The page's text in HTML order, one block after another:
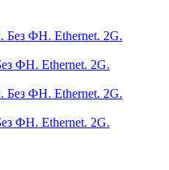
ФН. Ethernet. 2G.
ФН. Ethernet. 2G.